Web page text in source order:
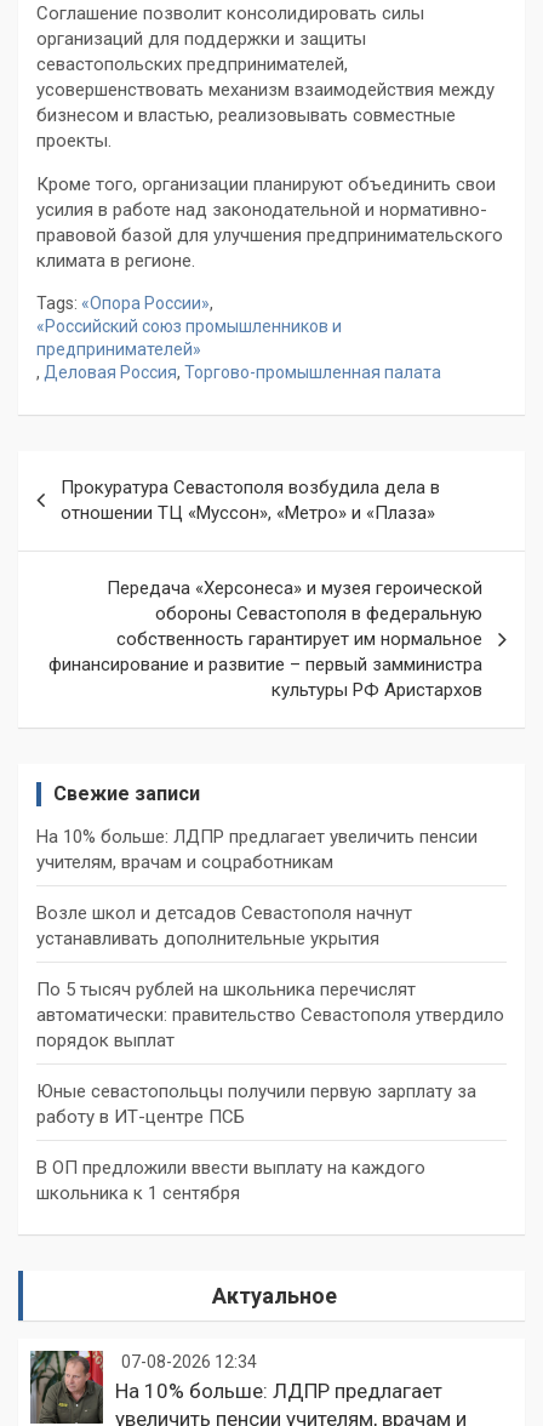
Соглашение позволит консолидировать силы
организаций для поддержки и защиты
севастопольских предпринимателей,
усовершенствовать механизм взаимодействия между
бизнесом и властью, реализовывать совместные
проекты.
Кроме того, организации планируют объединить свои
усилия в работе над законодательной и нормативно-
правовой базой для улучшения предпринимательского
климата в регионе.
Tags: «Опора России»,
«Российский союз промышленников и
предпринимателей»
, Деловая Россия, Торгово-промышленная палата
по
записям
Прокуратура Севастополя возбудила дела в
отношении ТЦ «Муссон», «Метро» и «Плаза»
Передача «Херсонеса» и музея героической
обороны Севастополя в федеральную
собственность гарантирует им нормальное
финансирование и развитие – первый замминистра
культуры РФ Аристархов
Свежие записи
На 10% больше: ЛДПР предлагает увеличить пенсии
учителям, врачам и соцработникам
Возле школ и детсадов Севастополя начнут
устанавливать дополнительные укрытия
По 5 тысяч рублей на школьника перечислят
автоматически: правительство Севастополя утвердило
порядок выплат
Юные севастопольцы получили первую зарплату за
работу в ИТ-центре ПСБ
В ОП предложили ввести выплату на каждого
школьника к 1 сентября
Актуальное
07-08-2026 12:34
На 10% больше: ЛДПР предлагает
увеличить пенсии учителям, врачам и